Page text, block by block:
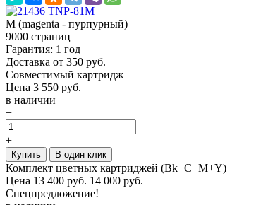
M (magenta - пурпурный)
9000 страниц
Гарантия: 1 год
Доставка от 350 руб.
Совместимый картридж
Цена 3 550 руб.
в наличии
−
+
Купить В один клик
Комплект цветных картриджей (Bk+C+M+Y)
Цена 13 400 руб. 14 000 руб.
Спецпредложение!